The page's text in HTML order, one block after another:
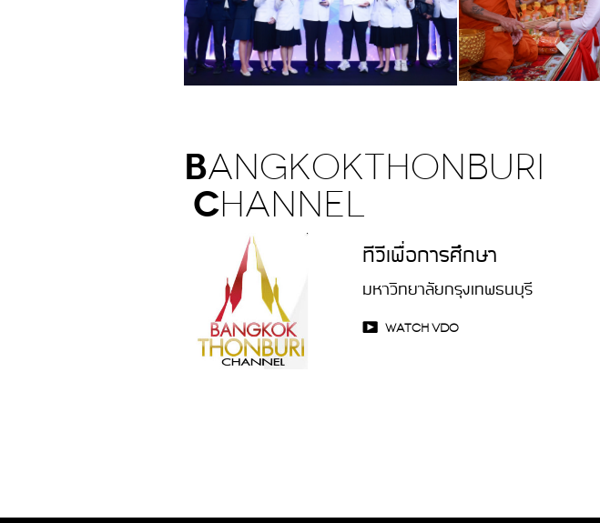
Society) ความสำเร็จจากรางวัลดังกล่าวถือ
เป็นความภาคภูมิใจอีกครั้ง และเป็นบทพิสูจน์
วิสัยทัศน์ของ ศาสตราจารย์ ดร.บังอร เบ็ญจาธิกุล
อธิการบดีมหาวิทยาลัยกรุงเทพธนบุรี ที่ให้ความ
สำคัญกับการส่งเสริมการเรียนการสอน การวิจัย
การพัฒนานวัตกรรมด้านสุขภาพและเทคโนโลยี
ทางการแพทย์ ในการนี้ ศาสตราจารย์
เกียรติคุณ นพ.สารเนตร์ ไวคกุล คณบดีคณะ
แพทยศาสตร์ มหาวิทยาลัยกรุงเทพธนบุรี ได้รับ
คณะผู้พัฒนาโครงการ ซึ่งสะท้อนถึงศักยภาพ
ของคณะแพทยศาสตร์ในการบูรณาการองค์
ความรู้ด้านการแพทย์ เทคโนโลยีและนวัตกรรม
เพื่อสร้างประโยชน์ต่อระบบสุขภาพของประเทศ
อย่างเป็นรูปธรรม รางวัลดังกล่าว สะท้อนให้
เห็นถึงความมุ่งมั่นของคณะแพทยศาสตร์
มหาวิทยาลัยกรุงเทพธนบุรีในการผลิตบัณฑิต นัก
รางวัล Finalist สาขา Cyber Tech จากผลงาน
BangkoktHonburi
channEl
ทีวีเพื่อการศึกษา
มหาวิทยาลัยกรุงเทพธนบุรี
watch VDO